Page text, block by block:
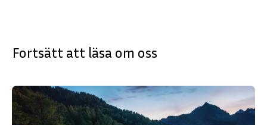
Fortsätt att läsa om oss